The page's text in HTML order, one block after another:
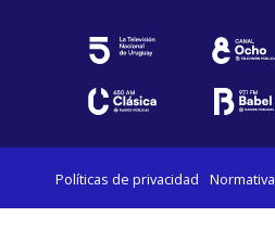
Políticas de privacidad Normativa